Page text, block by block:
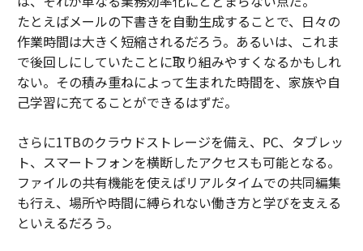
たとえばメールの下書きを自動生成することで、日々の
作業時間は大きく短縮されるだろう。あるいは、これま
で後回しにしていたことに取り組みやすくなるかもしれ
ない。その積み重ねによって生まれた時間を、家族や自
己学習に充てることができるはずだ。
さらに1TBのクラウドストレージを備え、PC、タブレッ
ト、スマートフォンを横断したアクセスも可能となる。
ファイルの共有機能を使えばリアルタイムでの共同編集
も行え、場所や時間に縛られない働き方と学びを支える
といえるだろう。